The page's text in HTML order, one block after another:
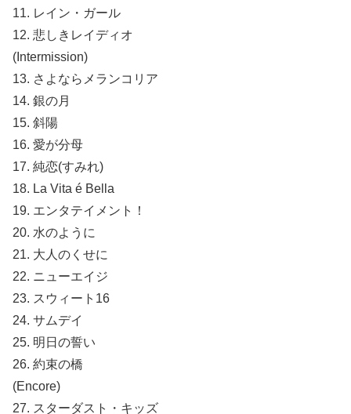
11. レイン・ガール
12. 悲しきレイディオ
(Intermission)
13. さよならメランコリア
14. 銀の月
15. 斜陽
16. 愛が分母
17. 純恋(すみれ)
18. La Vita é Bella
19. エンタテイメント！
20. 水のように
21. 大人のくせに
22. ニューエイジ
23. スウィート16
24. サムデイ
25. 明日の誓い
26. 約束の橋
(Encore)
27. スターダスト・キッズ